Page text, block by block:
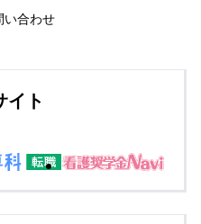
い合わせ
イト